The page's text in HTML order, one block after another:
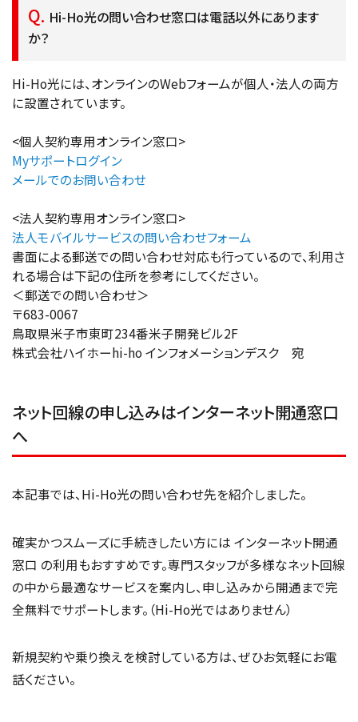
Hi-Ho光の問い合わせ窓口は電話以外にあります
か？
Hi-Ho光には、オンラインのWebフォームが個人・法人の両方
に設置されています。
<個人契約専用オンライン窓口>
Myサポートログイン
メールでのお問い合わせ
<法人契約専用オンライン窓口>
法人モバイルサービスの問い合わせフォーム
書面による郵送での問い合わせ対応も行っているので、利用さ
れる場合は下記の住所を参考にしてください。
＜郵送での問い合わせ＞
〒683-0067
鳥取県米子市東町234番米子開発ビル2F
株式会社ハイホーhi-ho インフォメーションデスク 宛
ネット回線の申し込みはインターネット開通窓口
へ
本記事では、Hi-Ho光の問い合わせ先を紹介しました。
確実かつスムーズに手続きしたい方には インターネット開通
窓口 の利用もおすすめです。専門スタッフが多様なネット回線
の中から最適なサービスを案内し、申し込みから開通まで完
全無料でサポートします。（Hi-Ho光ではありません）
新規契約や乗り換えを検討している方は、ぜひお気軽にお電
話ください。